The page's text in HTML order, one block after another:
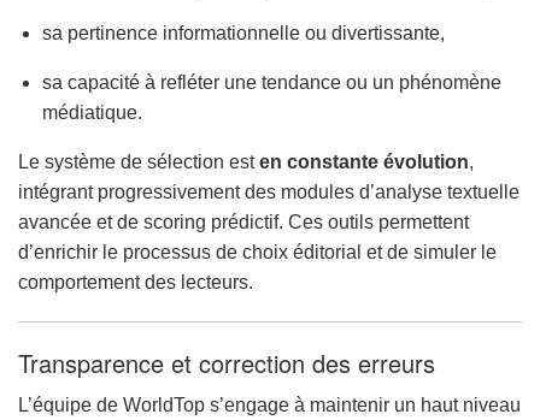
sa pertinence informationnelle ou divertissante,
sa capacité à refléter une tendance ou un phénomène
médiatique.
Le système de sélection esten constante évolution,
intégrant progressivement des modules d’analyse textuelle
avancée et de scoring prédictif. Ces outils permettent
d’enrichir le processus de choix éditorial et de simuler le
comportement des lecteurs.
Transparence et correction des erreurs
L’équipe de WorldTop s’engage à maintenir un haut niveau